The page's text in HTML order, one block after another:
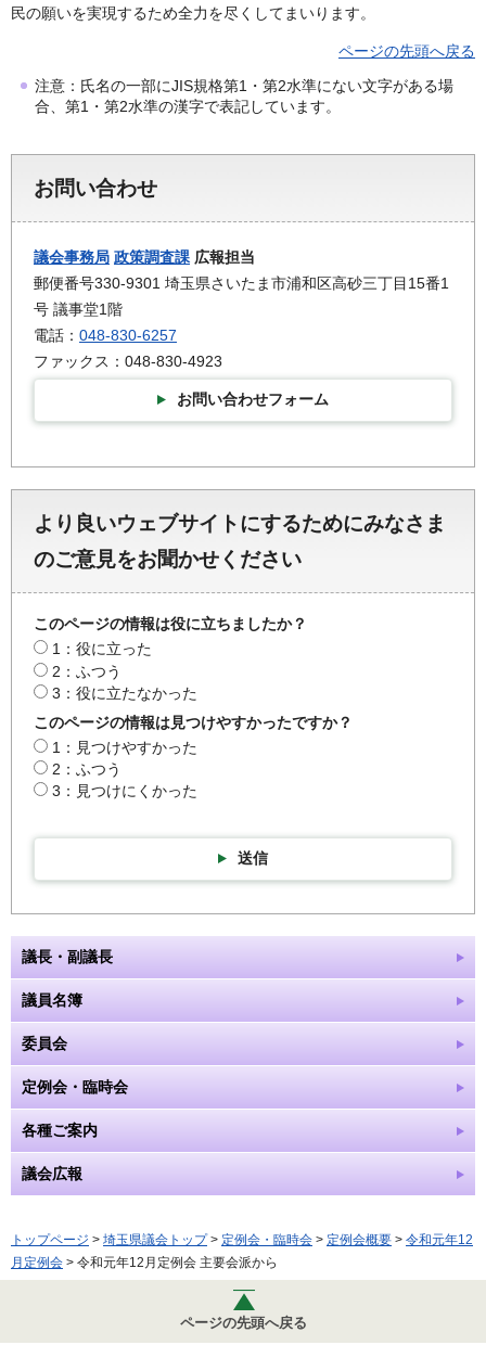
民の願いを実現するため全力を尽くしてまいります。
ページの先頭へ戻る
注意：氏名の一部にJIS規格第1・第2水準にない文字がある場
合、第1・第2水準の漢字で表記しています。
お問い合わせ
議会事務局 政策調査課 広報担当
郵便番号330-9301 埼玉県さいたま市浦和区高砂三丁目15番1
号 議事堂1階
電話： 048-830-6257
ファックス：048-830-4923
お問い合わせフォーム
より良いウェブサイトにするためにみなさま
のご意見をお聞かせください
このページの情報は役に立ちましたか？
1：役に立った
2：ふつう
3：役に立たなかった
このページの情報は見つけやすかったですか？
1：見つけやすかった
2：ふつう
3：見つけにくかった
送信
議長・副議長
議員名簿
委員会
定例会・臨時会
各種ご案内
議会広報
トップページ > 埼玉県議会トップ> 定例会・臨時会 > 定例会概要 > 令和元年12
月定例会 > 令和元年12月定例会 主要会派から
ページの先頭へ戻る